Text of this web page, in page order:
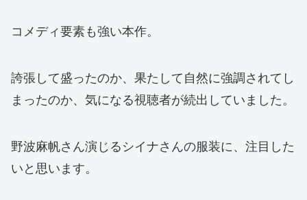
コメディ要素も強い本作。
誇張して盛ったのか、果たして自然に強調されてし
まったのか、気になる視聴者が続出していました。
野波麻帆さん演じるシイナさんの服装に、注目した
いと思います。